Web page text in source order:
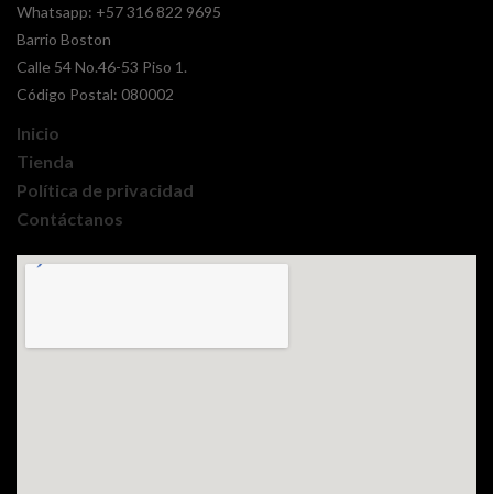
Whatsapp: +57 316 822 9695
Barrio Boston
Calle 54 No.46-53 Piso 1.
Código Postal: 080002
Inicio
Tienda
Política de privacidad
Contáctanos